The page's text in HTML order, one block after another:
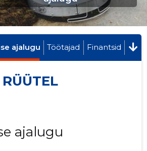
ajalugu Töötajad Finantsid
ajalugu